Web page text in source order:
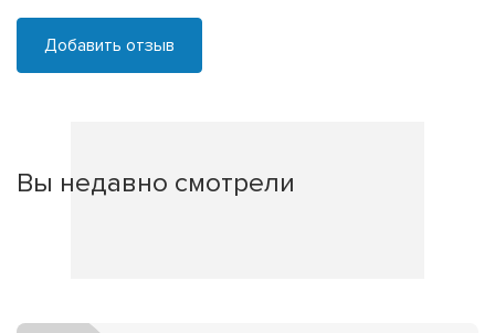
Добавить отзыв
Вы недавно смотрели